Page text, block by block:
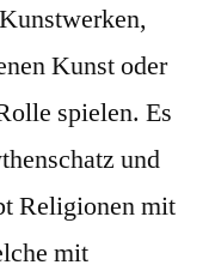
Kunst oder
spielen. Es
und
Religionen mit
mit